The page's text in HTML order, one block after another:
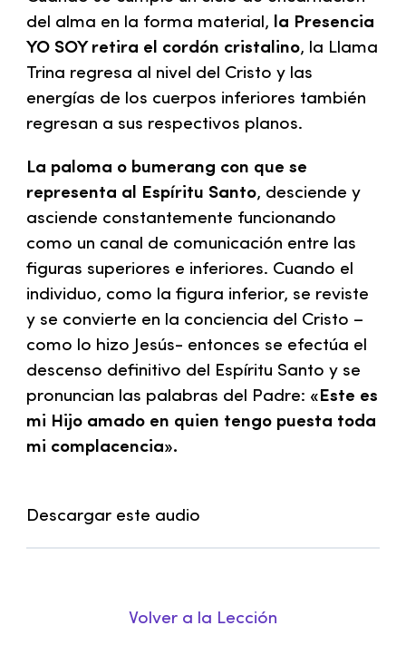
del alma en la forma material, la Presencia
YO SOY retira el cordón cristalino, la Llama
Trina regresa al nivel del Cristo y las
energías de los cuerpos inferiores también
regresan a sus respectivos planos.
La paloma o bumerang con que se
representa al Espíritu Santo, desciende y
asciende constantemente funcionando
como un canal de comunicación entre las
figuras superiores e inferiores. Cuando el
individuo, como la figura inferior, se reviste
y se convierte en la conciencia del Cristo –
como lo hizo Jesús- entonces se efectúa el
descenso definitivo del Espíritu Santo y se
pronuncian las palabras del Padre: «Este es
mi Hijo amado en quien tengo puesta toda
mi complacencia».
Descargar este audio
Volver a la Lección